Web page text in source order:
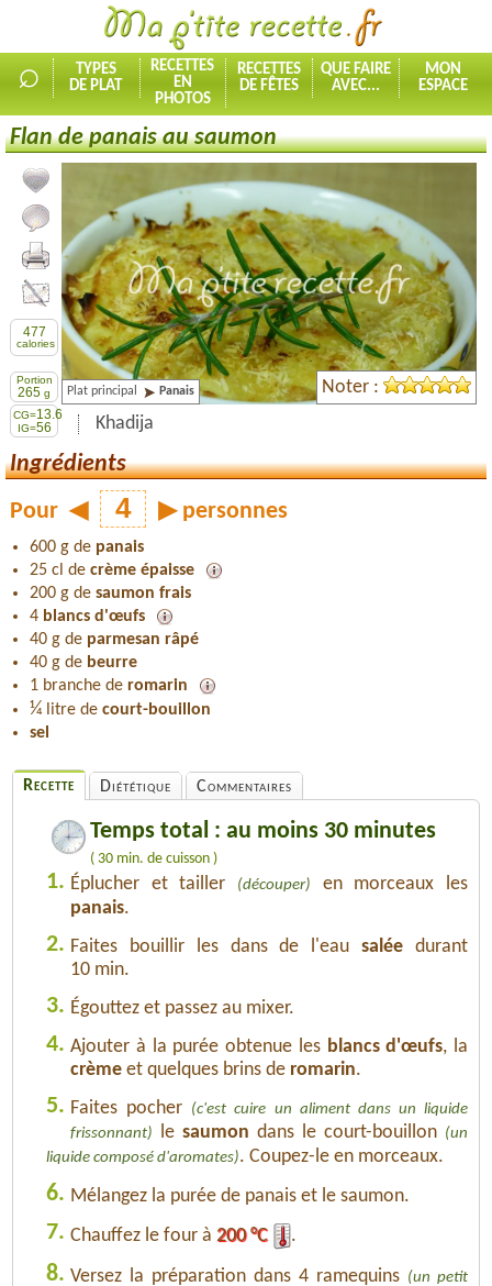
⌕
TYPES
DE PLAT
RECETTES
EN
PHOTOS
RECETTES
DE FÊTES
QUE FAIRE
AVEC...
MON
ESPACE
Flan de panais au saumon
Ajouter la recette à mes favorites
Commenter, noter la recette
Imprimer la recette
Partager cette recette
477
calories
Portion
265 g
CG=13.6
IG=56
Plat principal Panais
Khadija
Noter :
Ingrédients
Pour ◀ ▶ personnes
600 g de panais
25 cl de crème épaisse
200 g de saumon frais
4 blancs d'œufs
40 g de parmesan râpé
40 g de beurre
1 branche de romarin
¼litre de court-bouillon
sel
Recette Diététique Commentaires
Temps total : au moins 30 minutes
( 30 min. de cuisson )
1. Éplucher et tailler (découper)
en morceaux les
panais.
2. Faites bouillir les dans de l'eausalée durant
10 min.
3. Égouttez et passez au mixer.
4. Ajouter à la purée obtenue les blancs d'œufs, la
crème et quelques brins de romarin.
5. Faites pocher (c'est cuire un aliment dans un liquide
frissonnant)
le saumon dans le court-bouillon (un
liquide composé d'aromates). Coupez-le en morceaux.
6. Mélangez la purée de panais et le saumon.
7. Chauffez le four à 200 °C .
8. Versez la préparation dans 4 ramequins (un petit